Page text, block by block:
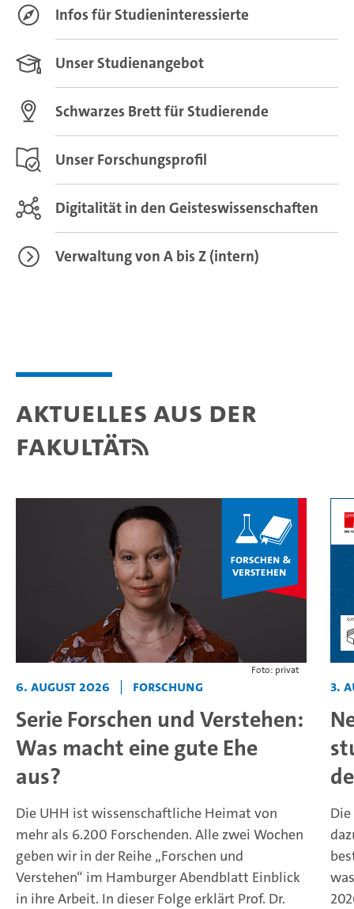
Infos für Studieninteressierte
Unser Studienangebot
Schwarzes Brett für Studierende
Unser Forschungsprofil
Digitalität in den Geisteswissenschaften
Verwaltung von A bis Z (intern)
Aktuelles aus der
Fakultät
Foto: privat
6. August 2026 | Forschung
Serie Forschen und Verstehen:
Was macht eine gute Ehe
aus?
Die UHH ist wissenschaftliche Heimat von
mehr als 6.200 Forschenden. Alle zwei Wochen
geben wir in der Reihe „Forschen und
Verstehen“ im Hamburger Abendblatt Einblick
in ihre Arbeit. In dieser Folge erklärt Prof. Dr.
3.